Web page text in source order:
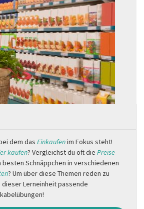
dem das Einkaufenim Fokus steht!
kaufen? Vergleichst du oft die Preise
besten Schnäppchen in verschiedenen
? Um über diese Themen reden zu
Lerneinheit passende